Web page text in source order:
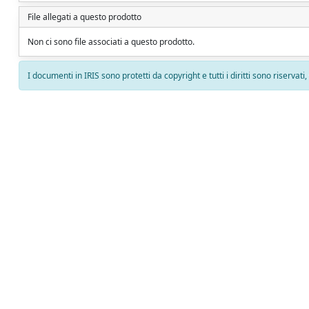
File allegati a questo prodotto
Non ci sono file associati a questo prodotto.
I documenti in IRIS sono protetti da copyright e tutti i diritti sono